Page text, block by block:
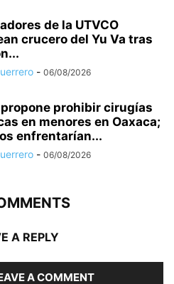
de la UTVCO
crucero del Yu Va tras
- 06/08/2026
propone prohibir cirugías
en menores en Oaxaca;
enfrentarían...
- 06/08/2026
A REPLY
A COMMENT